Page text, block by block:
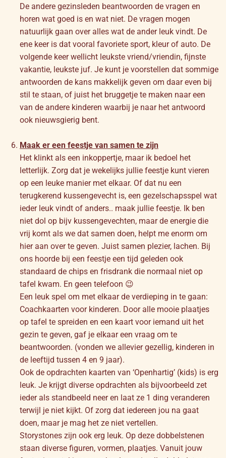
De andere gezinsleden beantwoorden de vragen en
horen wat goed is en wat niet. De vragen mogen
natuurlijk gaan over alles wat de ander leuk vindt. De
ene keer is dat vooral favoriete sport, kleur of auto. De
volgende keer wellicht leukste vriend/vriendin, fijnste
vakantie, leukste juf. Je kunt je voorstellen dat sommige
antwoorden de kans makkelijk geven om daar even bij
stil te staan, of juist het bruggetje te maken naar een
van de andere kinderen waarbij je naar het antwoord
ook nieuwsgierig bent.
Maak er een feestje van samen te zijn
Het klinkt als een inkoppertje, maar ik bedoel het
letterlijk. Zorg dat je wekelijks jullie feestje kunt vieren
op een leuke manier met elkaar. Of dat nu een
terugkerend kussengevecht is, een gezelschapsspel wat
ieder leuk vindt of anders.. maak jullie feestje. Ik ben
niet dol op bijv kussengevechten, maar de energie die
vrij komt als we dat samen doen, helpt me enorm om
hier aan over te geven. Juist samen plezier, lachen. Bij
ons hoorde bij een feestje een tijd geleden ook
standaard de chips en frisdrank die normaal niet op
tafel kwam. En geen telefoon 😉
Een leuk spel om met elkaar de verdieping in te gaan:
Coachkaarten voor kinderen. Door alle mooie plaatjes
op tafel te spreiden en een kaart voor iemand uit het
gezin te geven, gaf je elkaar een vraag om te
beantwoorden. (vonden we allevier gezellig, kinderen in
de leeftijd tussen 4 en 9 jaar).
Ook de opdrachten kaarten van ‘Openhartig’ (kids) is erg
leuk. Je krijgt diverse opdrachten als bijvoorbeeld zet
ieder als standbeeld neer en laat ze 1 ding veranderen
terwijl je niet kijkt. Of zorg dat iedereen jou na gaat
doen, maar je mag het ze niet vertellen.
Storystones zijn ook erg leuk. Op deze dobbelstenen
staan diverse figuren, vormen, plaatjes. Vanuit jouw